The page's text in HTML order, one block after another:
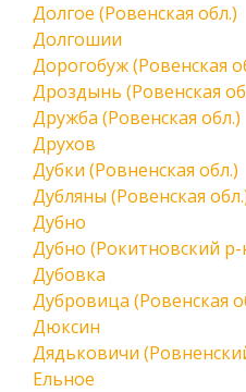
Долгое (Ровенская обл.)
Долгошии
Дорогобуж (Ровенская
Дроздынь (Ровенская
Дружба (Ровенская обл.)
Друхов
Дубки (Ровненская обл.)
Дубляны (Ровенская
Дубно
Дубно (Рокитновский р-
Дубовка
Дубровица (Ровенская
Дюксин
Дядьковичи
Ельное